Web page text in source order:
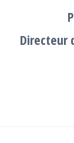
Directeur